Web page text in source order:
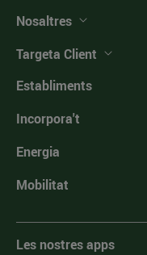
Nosaltres
Targeta Client
Establiments
Incorpora't
Energia
Mobilitat
Les nostres apps